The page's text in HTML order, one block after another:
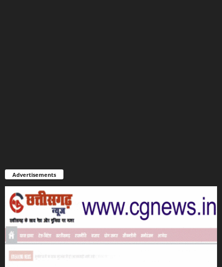
Advertisements